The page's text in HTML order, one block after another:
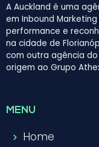
A Auckland é uma
em Inbound
performance e
na cidade de
com outra agência
origem ao Grupo
MENU
Home